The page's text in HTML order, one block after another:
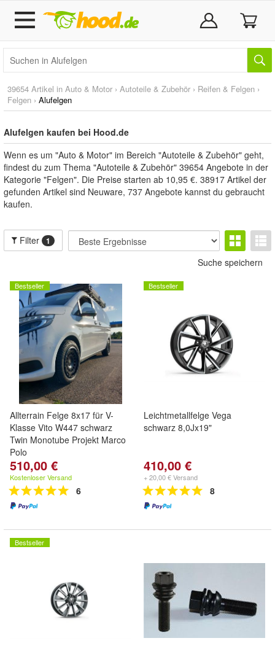
39654 Artikel in Auto & Motor › Autoteile & Zubehör › Reifen & Felgen ›
Felgen › Alufelgen
Alufelgen kaufen bei Hood.de
Wenn es um "Auto & Motor" im Bereich "Autoteile & Zubehör" geht,
findest du zum Thema "Autoteile & Zubehör" 39654 Angebote in der
Kategorie "Felgen". Die Preise starten ab 10,95 €. 38917 Artikel der
gefunden Artikel sind Neuware, 737 Angebote kannst du gebraucht
kaufen.
Filter 1
Suche speichern
Bestseller
Allterrain Felge 8x17 für V-
Klasse Vito W447 schwarz
Twin Monotube Projekt Marco
Polo
510,00 €
Kostenloser Versand
6
Bestseller
Leichtmetallfelge Vega
schwarz 8,0Jx19"
410,00 €
+ 20,00 € Versand
8
Bestseller